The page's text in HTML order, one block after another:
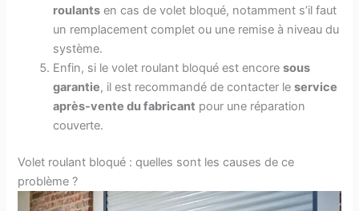
roulants en cas de volet bloqué, notamment s’il faut
un remplacement complet ou une remise à niveau du
système.
Enfin, si le volet roulant bloqué est encoresous
garantie, il est recommandé de contacter leservice
après-vente du fabricant pour une réparation
couverte.
Volet roulant bloqué : quelles sont les causes de ce
problème ?